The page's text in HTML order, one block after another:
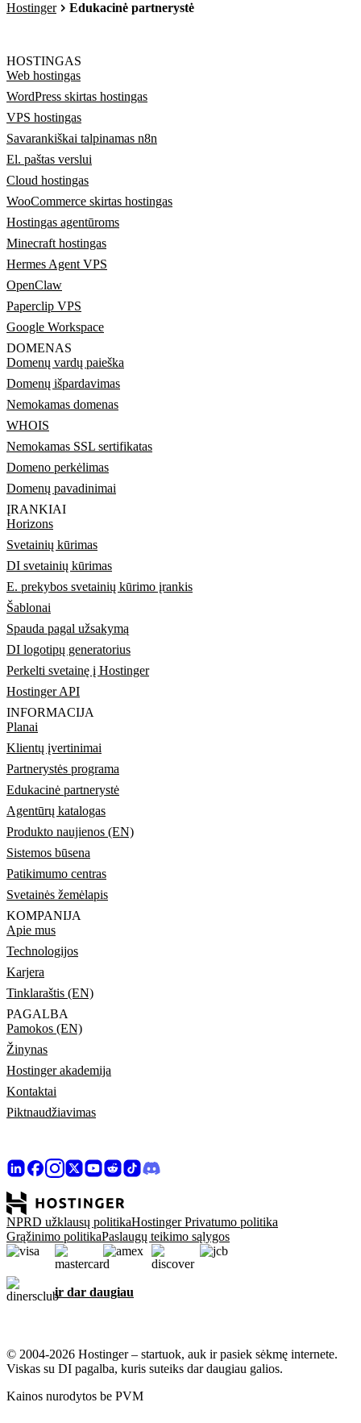
Hostinger Edukacinė partnerystė
HOSTINGAS
Web hostingas
WordPress skirtas hostingas
VPS hostingas
Savarankiškai talpinamas n8n
El. paštas verslui
Cloud hostingas
WooCommerce skirtas hostingas
Hostingas agentūroms
Minecraft hostingas
Hermes Agent VPS
OpenClaw
Paperclip VPS
Google Workspace
DOMENAS
Domenų vardų paieška
Domenų išpardavimas
Nemokamas domenas
WHOIS
Nemokamas SSL sertifikatas
Domeno perkėlimas
Domenų pavadinimai
ĮRANKIAI
Horizons
Svetainių kūrimas
DI svetainių kūrimas
E. prekybos svetainių kūrimo įrankis
Šablonai
Spauda pagal užsakymą
DI logotipų generatorius
Perkelti svetainę į Hostinger
Hostinger API
INFORMACIJA
Planai
Klientų įvertinimai
Partnerystės programa
Edukacinė partnerystė
Agentūrų katalogas
Produkto naujienos (EN)
Sistemos būsena
Patikimumo centras
Svetainės žemėlapis
KOMPANIJA
Apie mus
Technologijos
Karjera
Tinklaraštis (EN)
PAGALBA
Pamokos (EN)
Žinynas
Hostinger akademija
Kontaktai
Piktnaudžiavimas
NPRD užklausų politikaHostinger Privatumo politika
Grąžinimo politikaPaslaugų teikimo sąlygos
ir dar daugiau
© 2004-2026 Hostinger – startuok, auk ir pasiek sėkmę internete.
Viskas su DI pagalba, kuris suteiks dar daugiau galios.
Kainos nurodytos be PVM